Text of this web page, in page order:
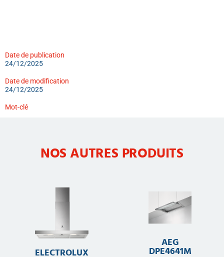
Date de publication
24/12/2025
Date de modification
24/12/2025
Mot-clé
NOS AUTRES PRODUITS
ELECTROLUX
AEG
DPE4641M